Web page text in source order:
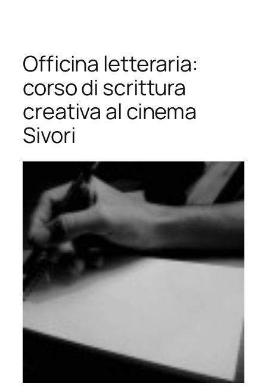
contenuto
Officina letteraria:
corso di scrittura
creativa al cinema
Sivori